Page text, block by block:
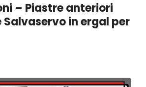
– Piastre anteriori
Salvaservo in ergal per